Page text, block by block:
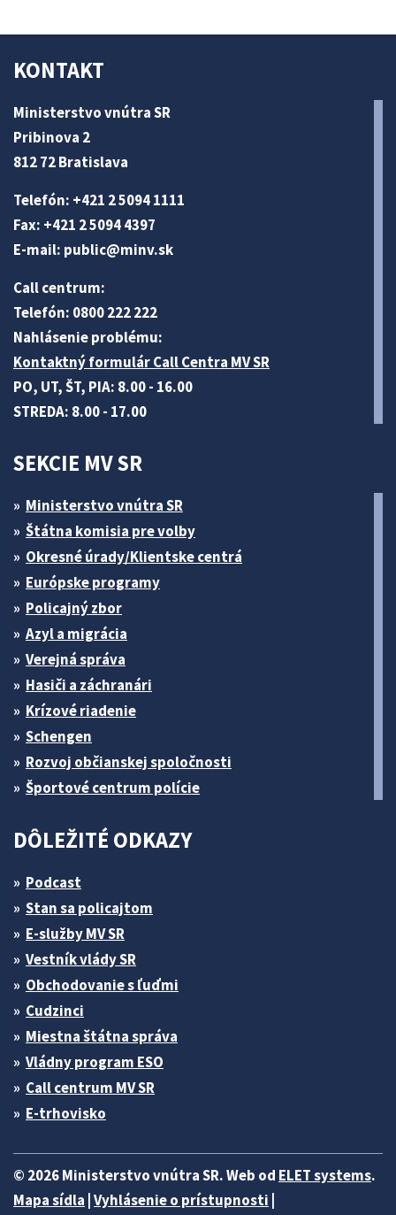
KONTAKT
Ministerstvo vnútra SR
Pribinova 2
812 72 Bratislava
Telefón: +421 2 5094 1111
Fax: +421 2 5094 4397
E-mail: public@minv.sk
Call centrum:
Telefón: 0800 222 222
Nahlásenie problému:
Kontaktný formulár Call Centra MV SR
PO, UT, ŠT, PIA: 8.00 - 16.00
STREDA: 8.00 - 17.00
SEKCIE MV SR
Ministerstvo vnútra SR
Štátna komisia pre volby
Okresné úrady/Klientske centrá
Európske programy
Policajný zbor
Azyl a migrácia
Verejná správa
Hasiči a záchranári
Krízové riadenie
Schengen
Rozvoj občianskej spoločnosti
Športové centrum polície
DÔLEŽITÉ ODKAZY
Podcast
Stan sa policajtom
E-služby MV SR
Vestník vlády SR
Obchodovanie s ľuďmi
Cudzinci
Miestna štátna správa
Vládny program ESO
Call centrum MV SR
E-trhovisko
© 2026 Ministerstvo vnútra SR. Web od ELET systems.
Mapa sídla Vyhlásenie o prístupnosti